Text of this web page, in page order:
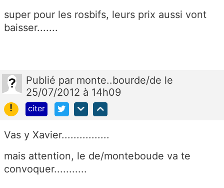
super pour les rosbifs, leurs prix aussi vont
baisser.......
Publié par monte..bourde/de le
25/07/2012 à 14h09
!
citer
Vas y Xavier................
mais attention, le de/monteboude va te
convoquer...........